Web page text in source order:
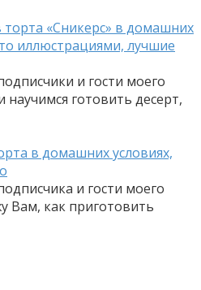
«Сникерс» в домашних
иллюстрациями, лучшие
и гости моего
научимся готовить десерт,
в домашних условиях,
и гости моего
Вам, как приготовить